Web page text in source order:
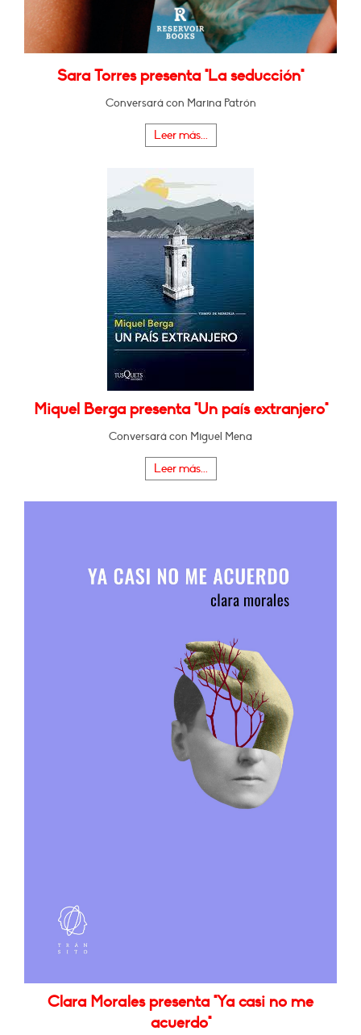
Sara Torres presenta "La seducción"
Conversará con Marina Patrón
Leer más...
Miquel Berga presenta "Un país extranjero"
Conversará con Miguel Mena
Leer más...
Clara Morales presenta "Ya casi no me
acuerdo"